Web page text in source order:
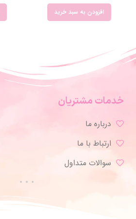
افزودن به سبد خرید
خدمات مشتریان
درباره ما
ارتباط با ما
سوالات متداول